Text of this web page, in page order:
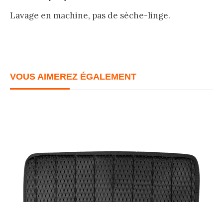
Lavage en machine, pas de sèche-linge.
VOUS AIMEREZ ÉGALEMENT